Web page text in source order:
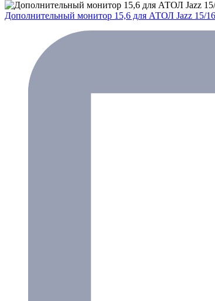
Дополнительный монитор 15,6 для АТОЛ Jazz 15/